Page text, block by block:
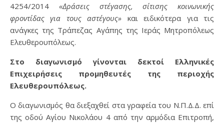
4254/2014 «Δράσεις στέγασης, σίτισης κοινωνικής
φροντίδας για τους αστέγους» και ειδικότερα για τις
ανάγκες της Τράπεζας Αγάπης της Ιεράς Μητροπόλεως
Ελευθερουπόλεως.
Στο διαγωνισμό γίνονται δεκτοί Ελληνικές
Επιχειρήσεις προμηθευτές της περιοχής
Ελευθερουπόλεως.
Ο διαγωνισμός θα διεξαχθεί στα γραφεία του Ν.Π.Δ.Δ. επί
της οδού Αγίου Νικολάου 4 από την αρμόδια Επιτροπή,